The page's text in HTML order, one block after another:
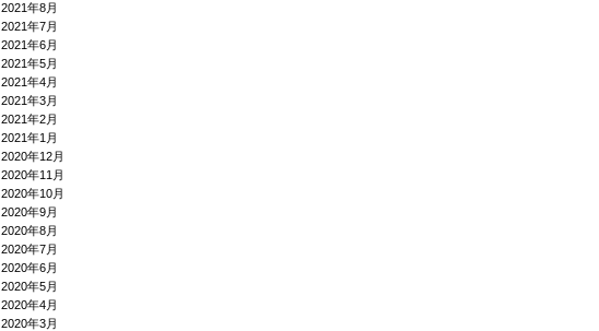
2021年8月
2021年7月
2021年6月
2021年5月
2021年4月
2021年3月
2021年2月
2021年1月
2020年12月
2020年11月
2020年10月
2020年9月
2020年8月
2020年7月
2020年6月
2020年5月
2020年4月
2020年3月